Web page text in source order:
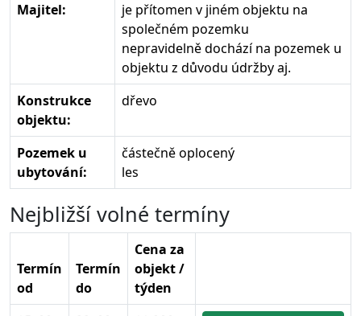
Majitel:
je přítomen v jiném objektu na
společném pozemku
nepravidelně dochází na pozemek u
objektu z důvodu údržby aj.
Konstrukce
objektu:
dřevo
Pozemek u
ubytování:
částečně oplocený
les
Nejbližší volné termíny
Termín
od
Termín
do
Cena za
objekt /
týden